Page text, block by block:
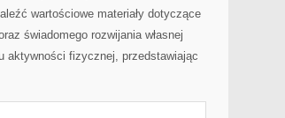
wartościowe materiały dotyczące
świadomego rozwijania własnej
aktywności fizycznej, przedstawiając